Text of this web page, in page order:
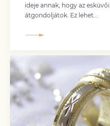
ideje annak, hogy az
átgondoljátok. Ez lehet...